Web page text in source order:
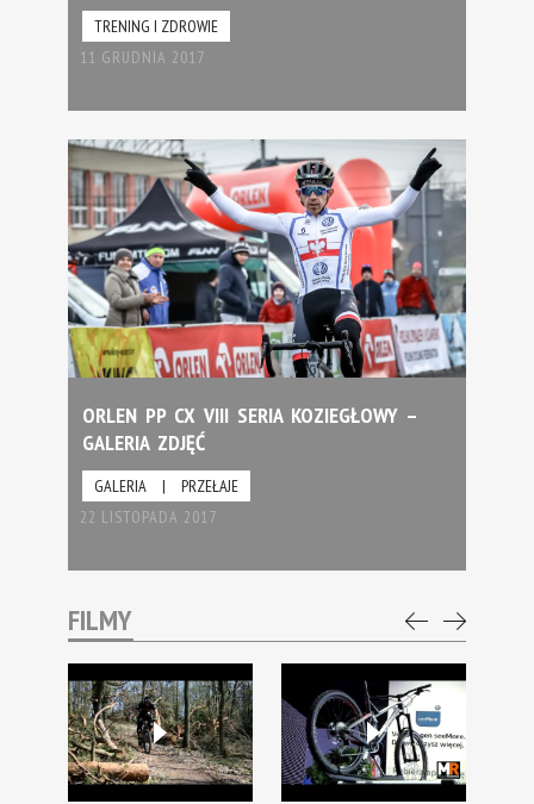
TRENING I ZDROWIE
11 GRUDNIA 2017
ORLEN PP CX VIII SERIA KOZIEGŁOWY –
GALERIA ZDJĘĆ
GALERIA |
PRZEŁAJE
22 LISTOPADA 2017
FILMY